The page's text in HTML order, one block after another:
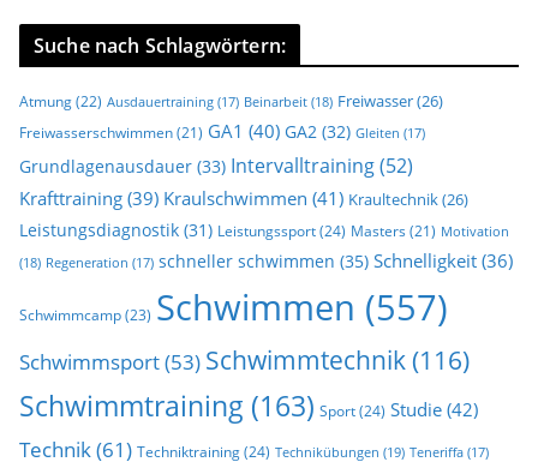
Suche nach Schlagwörtern:
Atmung(22) Ausdauertraining (17) Beinarbeit (18) Freiwasser(26)
Freiwasserschwimmen (21) GA1 (40) GA2 (32) Gleiten (17)
Grundlagenausdauer (33) Intervalltraining(52)
Krafttraining (39) Kraulschwimmen (41) Kraultechnik(26)
Leistungsdiagnostik (31) Leistungssport(24) Masters (21) Motivation
(18) Regeneration (17) schneller schwimmen (35) Schnelligkeit (36)
Schwimmcamp(23) Schwimmen (557)
Schwimmsport(53) Schwimmtechnik(116)
Schwimmtraining (163) Sport(24) Studie (42)
Technik(61) Techniktraining(24) Technikübungen (19) Teneriffa (17)